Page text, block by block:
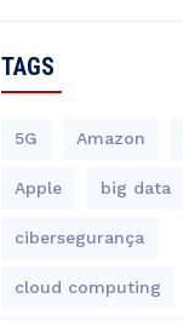
TAGS
5G Amazon
Apple big data
cibersegurança
cloud computing